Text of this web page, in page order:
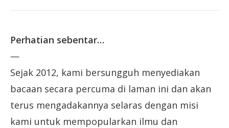
Perhatian sebentar…
—
Sejak 2012, kami bersungguh menyediakan
bacaan secara percuma di laman ini dan akan
terus mengadakannya selaras dengan misi
kami untuk mempopularkan ilmu dan